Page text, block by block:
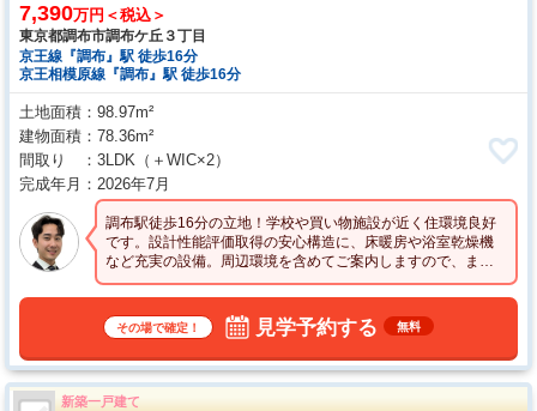
7,390万円＜税込＞
東京都調布市調布ケ丘３丁目
京王線『調布』駅 徒歩16分
京王相模原線『調布』駅 徒歩16分
土地面積
98.97m²
建物面積
78.36m²
間取り
3LDK （＋WIC×2）
完成年月
2026年7月
調布駅徒歩16分の立地！学校や買い物施設が近く住環境良好
です。設計性能評価取得の安心構造に、床暖房や浴室乾燥機
など充実の設備。周辺環境を含めてご案内しますので、まず
はお気軽にお問い合わせください！
その場で確定！ 見学予約する 無料
新築一戸建て